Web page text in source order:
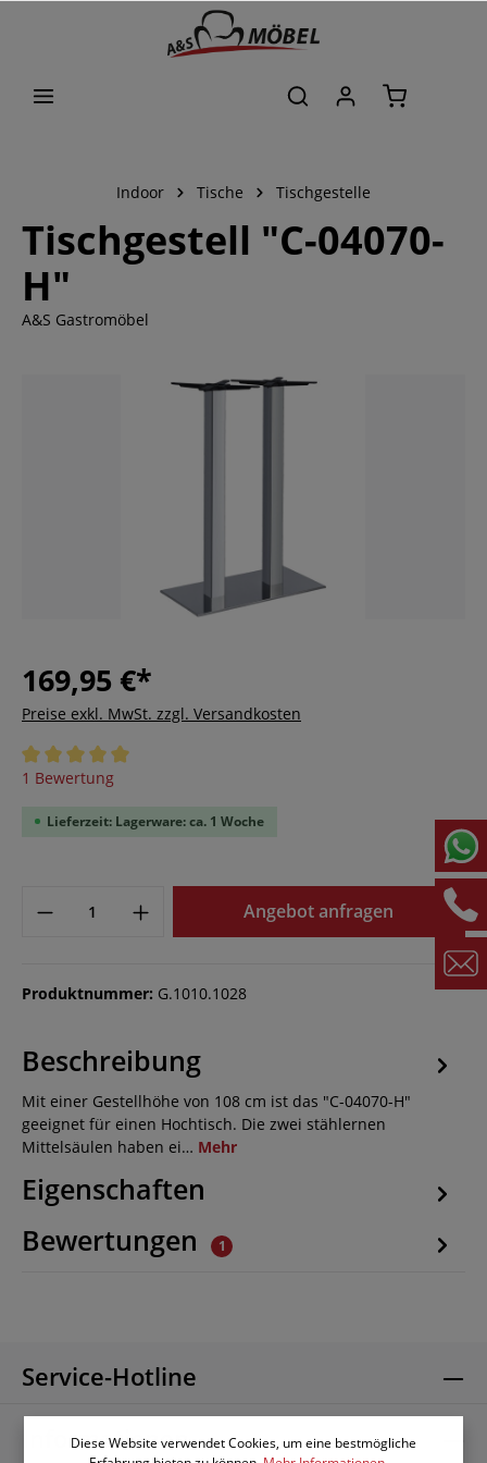
Indoor Tische Tischgestelle
Tischgestell "C-04070-
H"
A&S Gastromöbel
169,95 €*
Preise exkl. MwSt. zzgl. Versandkosten
Durchschnittliche Bewertung von 5 von 5 Sternen
1 Bewertung
Lieferzeit: Lagerware: ca. 1 Woche
Angebot anfragen
Produktnummer: G.1010.1028
Beschreibung
Mit einer Gestellhöhe von 108 cm ist das "C-04070-H"
geeignet für einen Hochtisch. Die zwei stählernen
Mittelsäulen haben ei… Mehr
Eigenschaften
Bewertungen
1
Service-Hotline
Informationen
Diese Website verwendet Cookies, um eine bestmögliche